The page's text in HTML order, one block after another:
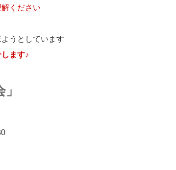
ください
うとしています
ます♪